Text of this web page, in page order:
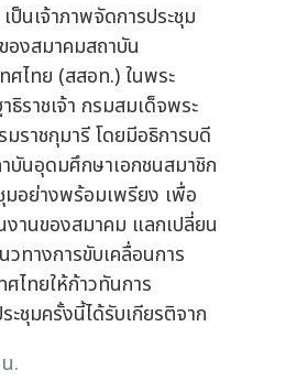
ป็นเจ้าภาพจัดการประชุม
งสมาคมสถาบัน
ศไทย (สสอท.) ในพระ
ราชเจ้า กรมสมเด็จพระ
ราชกุมารี โดยมีอธิการบดี
บันอุดมศึกษาเอกชนสมาชิก
มอย่างพร้อมเพรียง เพื่อ
านของสมาคม แลกเปลี่ยน
ทางการขับเคลื่อนการ
ไทยให้ก้าวทันการ
ะชุมครั้งนี้ได้รับเกียรติจาก
.